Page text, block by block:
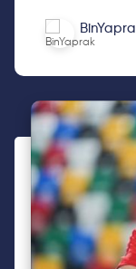
isteğini ve
Ayrıca bilgisini